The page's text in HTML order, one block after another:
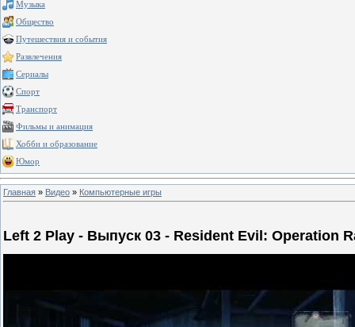
Музыка
Общество
Путешествия и события
Развлечения
Сериалы
Спорт
Транспорт
Фильмы и анимация
Хобби и образование
Юмор
Главная » Видео » Компьютерные игры
Left 2 Play - Выпуск 03 - Resident Evil: Operation